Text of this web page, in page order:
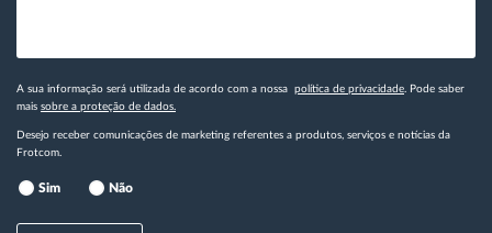
A sua informação será utilizada de acordo com a nossa política de privacidade . Pode saber
mais sobre a proteção de dados.
Desejo receber comunicações de marketing referentes a produtos, serviços e notícias da
Frotcom.
Sim Não